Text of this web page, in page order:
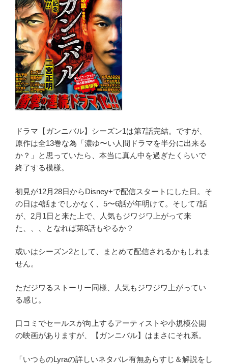
ドラマ【ガンニバル】シーズン1は第7話完結。ですが、
原作は全13巻な為「濃ゆ〜い人間ドラマを半分に出来る
か？」と思っていたら、本当に真ん中を過ぎたくらいで
終了する模様。
初見が12月28日からDisney+で配信スタートにした日。そ
の日は4話までしかなく、5〜6話が年明けて。そして7話
が、2月1日と来た上で、人気もジワジワ上がって来
た、、、となれば第8話もやるか？
或いはシーズン2として、まとめて配信されるかもしれま
せん。
ただジワるストーリー同様、人気もジワジワ上がってい
る感じ。
口コミでセールスが向上するアーティストや小規模公開
の映画がありますが、【ガンニバル】はまさにそれ系。
「いつものLyraの詳しいネタバレ有無あらすじ＆解説をし